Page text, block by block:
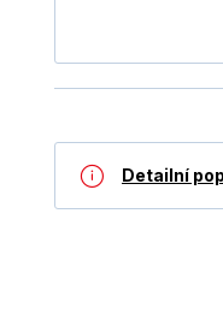
Detailní